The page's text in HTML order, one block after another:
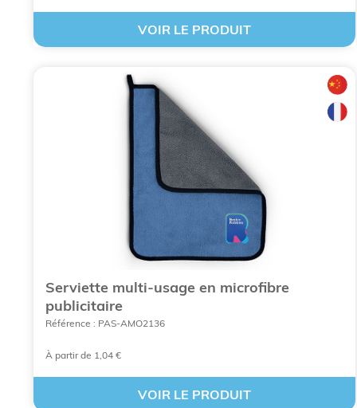
VOIR LE PRODUIT
Serviette multi-usage en microfibre
publicitaire
Référence : PAS-AMO2136
À partir de 1,04 €
VOIR LE PRODUIT